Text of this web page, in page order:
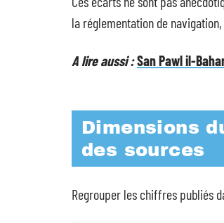
la réglementation de
A lire aussi :San Pawl il-
Dimensions
des sources
Regrouper les chiffres publiés